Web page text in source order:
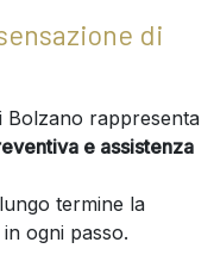
di
Bolzano rappresenta
e assistenza
termine la
ogni passo.